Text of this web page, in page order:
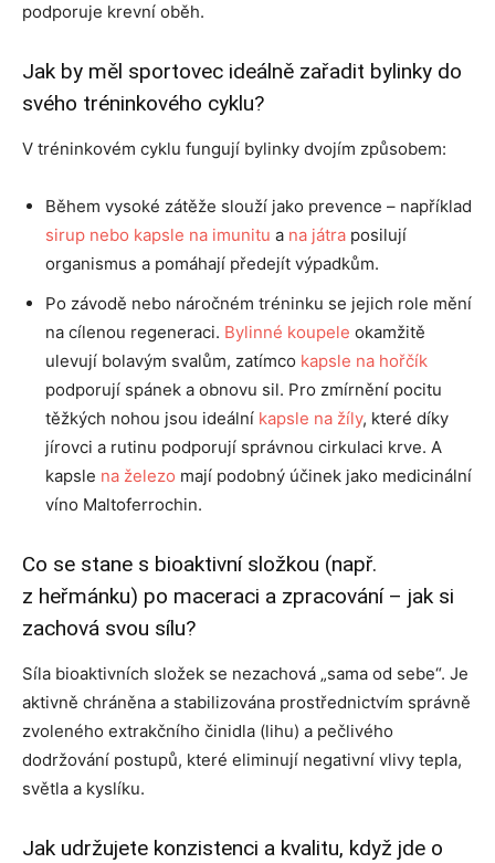
podporuje krevní oběh.
Jak by měl sportovec ideálně zařadit bylinky do
svého tréninkového cyklu?
V tréninkovém cyklu fungují bylinky dvojím způsobem:
Během vysoké zátěže slouží jako prevence – například
sirup nebo kapsle na imunitu a na játra posilují
organismus a pomáhají předejít výpadkům.
Po závodě nebo náročném tréninku se jejich role mění
na cílenou regeneraci. Bylinné koupele okamžitě
ulevují bolavým svalům, zatímco kapsle na hořčík
podporují spánek a obnovu sil. Pro zmírnění pocitu
těžkých nohou jsou ideální kapsle na žíly, které díky
jírovci a rutinu podporují správnou cirkulaci krve. A
kapsle na železo mají podobný účinek jako medicinální
víno Maltoferrochin.
Co se stane s bioaktivní složkou (např.
z heřmánku) po maceraci a zpracování – jak si
zachová svou sílu?
Síla bioaktivních složek se nezachová „sama od sebe“. Je
aktivně chráněna a stabilizována prostřednictvím správně
zvoleného extrakčního činidla (lihu) a pečlivého
dodržování postupů, které eliminují negativní vlivy tepla,
světla a kyslíku.
Jak udržujete konzistenci a kvalitu, když jde o